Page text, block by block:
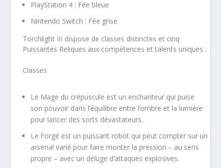
PlayStation 4 : Fée bleue
Nintendo Switch : Fée grise
Torchlight III dispose de classes distinctes et cinq
Puissantes Reliques aux compétences et talents uniques :
Classes
Le Mage du crépuscule est un enchanteur qui puise
son pouvoir dans l’équilibre entre l’ombre et la lumière
pour lancer des sorts dévastateurs.
Le Forgé est un puissant robot qui peut compter sur un
arsenal varié pour faire monter la pression – au sens
propre – avec un déluge d’attaques explosives.